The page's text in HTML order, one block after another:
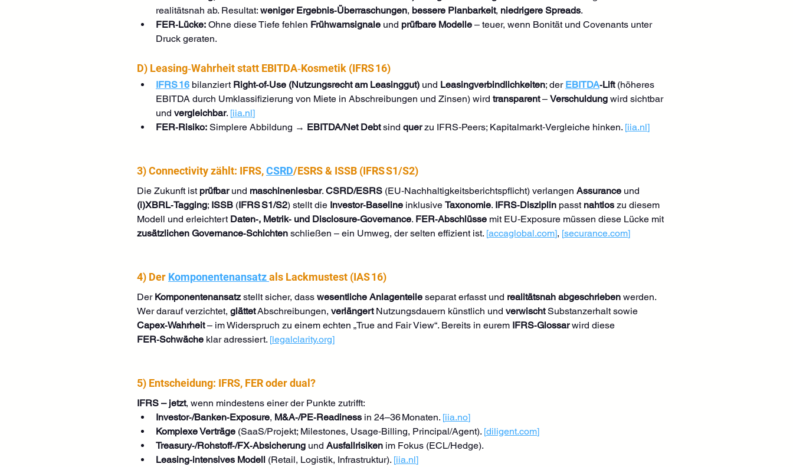
realitätsnah ab. Resultat: weniger Ergebnis‑Überraschungen, bessere Planbarkeit, niedrigere Spreads.
FER‑Lücke: Ohne diese Tiefe fehlen Frühwarnsignale und prüfbare Modelle – teuer, wenn Bonität und Covenants unter
Druck geraten.
D) Leasing‑Wahrheit statt EBITDA‑Kosmetik (IFRS 16)
IFRS 16 bilanziert Right‑of‑Use (Nutzungsrecht am Leasinggut) und Leasingverbindlichkeiten; der EBITDA‑Lift (höheres
EBITDA durch Umklassifizierung von Miete in Abschreibungen und Zinsen) wird transparent – Verschuldung wird sichtbar
und vergleichbar. [iia.nl]
FER‑Risiko: Simplere Abbildung → EBITDA/Net Debt sind quer zu IFRS‑Peers; Kapitalmarkt‑Vergleiche hinken. [iia.nl]
3) Connectivity zählt: IFRS, CSRD/ESRS & ISSB (IFRS S1/S2)
Die Zukunft ist prüfbar und maschinenlesbar. CSRD/ESRS (EU‑Nachhaltigkeitsberichtspflicht) verlangen Assurance und
(i)XBRL‑Tagging; ISSB (IFRS S1/S2) stellt die Investor‑Baseline inklusive Taxonomie. IFRS‑Disziplin passt nahtlos zu diesem
Modell und erleichtert Daten‑, Metrik‑ und Disclosure‑Governance. FER‑Abschlüsse mit EU‑Exposure müssen diese Lücke mit
zusätzlichen Governance‑Schichten schließen – ein Umweg, der selten effizient ist. [accaglobal.com], [securance.com]
4) Der Komponentenansatz als Lackmustest (IAS 16)
Der Komponentenansatz stellt sicher, dass wesentliche Anlagenteile separat erfasst und realitätsnah abgeschrieben werden.
Wer darauf verzichtet, glättet Abschreibungen, verlängert Nutzungsdauern künstlich und verwischt Substanzerhalt sowie
Capex‑Wahrheit – im Widerspruch zu einem echten „True and Fair View“. Bereits in eurem IFRS‑Glossar wird diese
FER‑Schwäche klar adressiert. [legalclarity.org]
5) Entscheidung: IFRS, FER oder dual?
IFRS – jetzt, wenn mindestens einer der Punkte zutrifft:
Investor‑/Banken‑Exposure, M&A‑/PE‑Readiness in 24–36 Monaten. [iia.no]
Komplexe Verträge (SaaS/Projekt; Milestones, Usage‑Billing, Principal/Agent). [diligent.com]
Treasury‑/Rohstoff‑/FX‑Absicherung und Ausfallrisiken im Fokus (ECL/Hedge).
Leasing‑intensives Modell (Retail, Logistik, Infrastruktur). [iia.nl]